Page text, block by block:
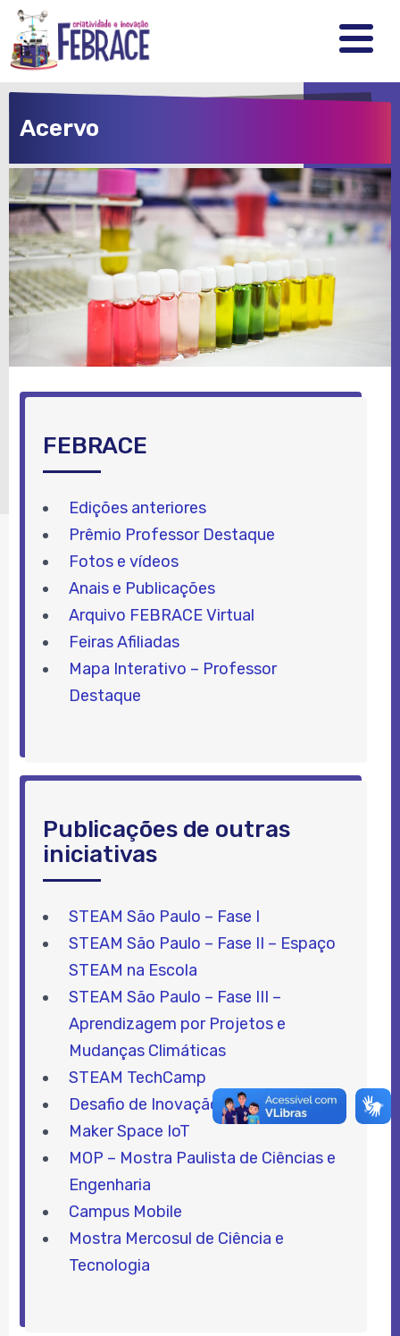
FEBRRACE
.
.
.
Acervo
FEBRACE
Edições anteriores
Prêmio Professor Destaque
Fotos e vídeos
Anais e Publicações
Arquivo FEBRACE Virtual
Feiras Afiliadas
Mapa Interativo – Professor
Destaque
Publicações de outras
iniciativas
STEAM São Paulo – Fase I
STEAM São Paulo – Fase II – Espaço
STEAM na Escola
STEAM São Paulo – Fase III –
Aprendizagem por Projetos e
Mudanças Climáticas
STEAM TechCamp
Desafio de Inovação Instituto 3M
Maker Space IoT
MOP – Mostra Paulista de Ciências e
Engenharia
Campus Mobile
Mostra Mercosul de Ciência e
Tecnologia